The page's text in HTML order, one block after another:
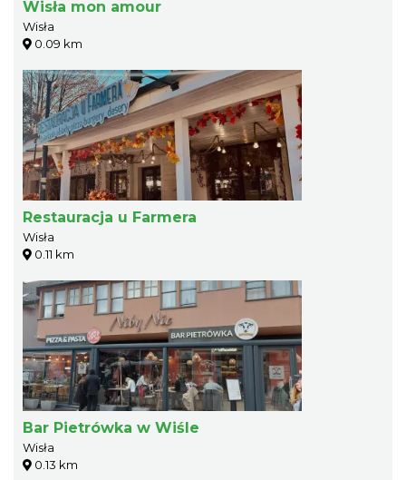
Wisła mon amour
Wisła
0.09 km
Restauracja u Farmera
Wisła
0.11 km
Bar Pietrówka w Wiśle
Wisła
0.13 km